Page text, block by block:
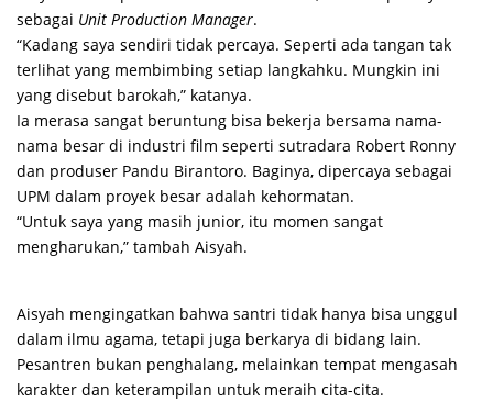
sebagai Unit Production Manager.
“Kadang saya sendiri tidak percaya. Seperti ada tangan tak
terlihat yang membimbing setiap langkahku. Mungkin ini
yang disebut barokah,” katanya.
Ia merasa sangat beruntung bisa bekerja bersama nama-
nama besar di industri film seperti sutradara Robert Ronny
dan produser Pandu Birantoro. Baginya, dipercaya sebagai
UPM dalam proyek besar adalah kehormatan.
“Untuk saya yang masih junior, itu momen sangat
mengharukan,” tambah Aisyah.
Aisyah mengingatkan bahwa santri tidak hanya bisa unggul
dalam ilmu agama, tetapi juga berkarya di bidang lain.
Pesantren bukan penghalang, melainkan tempat mengasah
karakter dan keterampilan untuk meraih cita-cita.